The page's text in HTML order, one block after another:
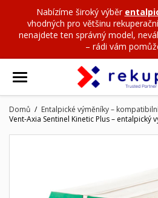
Nabízíme široký výběr
vhodných pro většinu
nenajdete ten správný model,
– rádi vám
Domů Entalpické výměníky –
Vent-Axia Sentinel Kinetic Plus – entalpický